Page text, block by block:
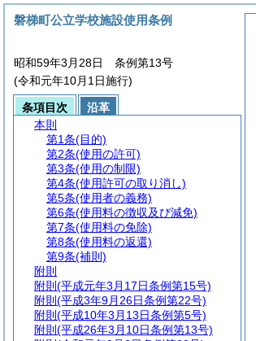
磐梯町公立学校施設使用条例
昭和59年3月28日 条例第13号
(令和元年10月1日施行)
条項目次
沿革
本則
第1条(目的)
第2条(使用の許可)
第3条(使用の制限)
第4条(使用許可の取り消し)
第5条(使用者の義務)
第6条(使用料の徴収及び減免)
第7条(使用料の免除)
第8条(使用料の返還)
第9条(補則)
附則
附則 (平成元年3月17日条例第15号)
附則 (平成3年9月26日条例第22号)
附則 (平成10年3月13日条例第5号)
附則 (平成26年3月10日条例第13号)